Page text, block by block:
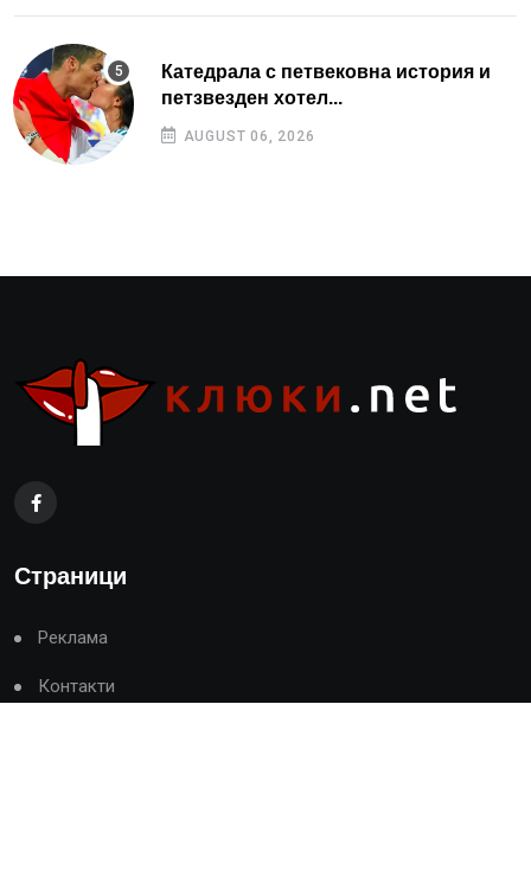
Катедрала с петвековна история и
петзвезден хотел...
AUGUST 06, 2026
Страници
Реклама
Контакти